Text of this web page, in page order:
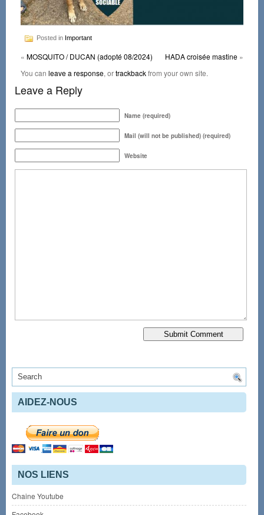
Posted in Important
« MOSQUITO / DUCAN (adopté 08/2024) HADA croisée mastine »
You can leave a response, ortrackbackfrom your own site.
Leave a Reply
Name (required)
Mail (will not be published) (required)
Website
AIDEZ-NOUS
NOS LIENS
Chaine Youtube